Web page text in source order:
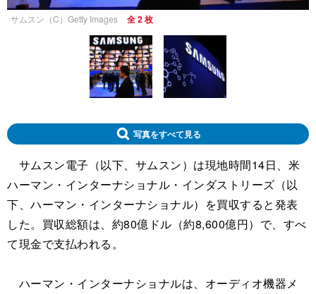
サムスン（C）Getty Images 全 2 枚
写真をすべて見る
サムスン電子（以下、サムスン）は現地時間14日、米
ハーマン・インターナショナル・インダストリーズ（以
下、ハーマン・インターナショナル）を買収すると発表
した。買収総額は、約80億ドル（約8,600億円）で、すべ
て現金で支払われる。
ハーマン・インターナショナルは、オーディオ機器メ